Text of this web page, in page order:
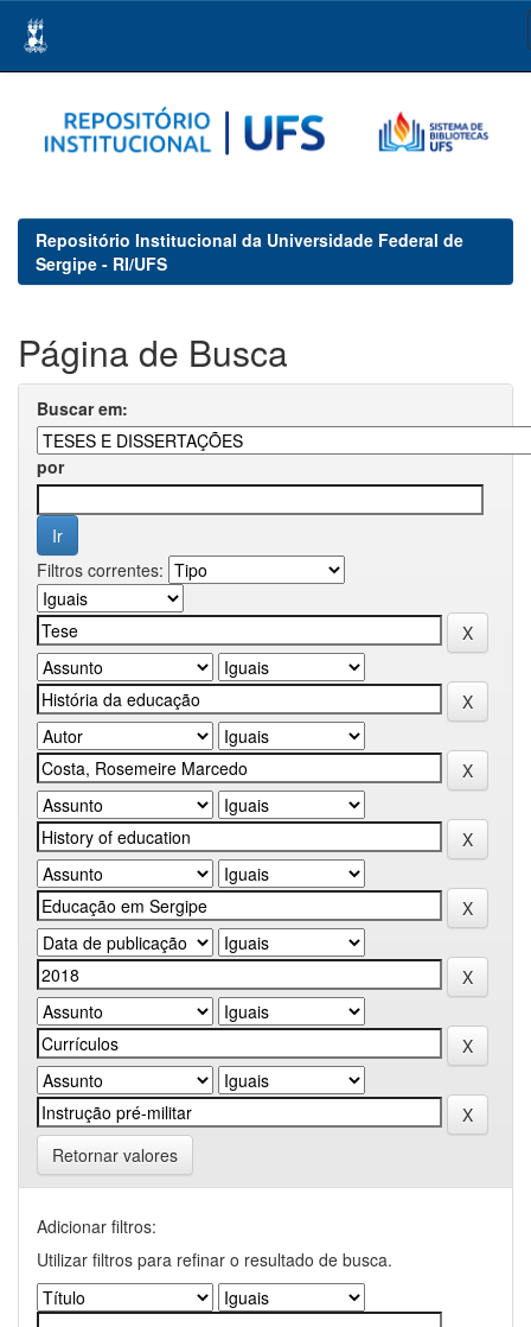
navigation
Repositório Institucional da Universidade Federal de
Sergipe - RI/UFS
Página de Busca
Buscar em:
por
Filtros correntes:
Retornar valores
Adicionar filtros:
Utilizar filtros para refinar o resultado de busca.